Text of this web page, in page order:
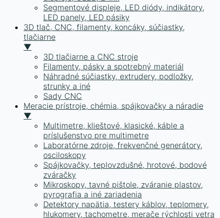
Segmentové displeje, LED diódy, indikátory,
LED panely, LED pásiky
3D tlač, CNC, filamenty, koncáky, súčiastky,
tlačiarne
▼
3D tlačiarne a CNC stroje
Filamenty, pásky a spotrebný materiál
Náhradné súčiastky, extrudery, podložky,
strunky a iné
Sady CNC
Meracie prístroje, chémia, spájkovačky a náradie
▼
Multimetre, klieštové, klasické, káble a
príslušenstvo pre multimetre
Laboratórne zdroje, frekvenčné generátory,
osciloskopy
Spájkovačky, teplovzdušné, hrotové, bodové
zváračky
Mikroskopy, tavné pištole, zváranie plastov,
pyrografia a iné zariadenia
Detektory napätia, testery káblov, teplomery,
hlukomery, tachometre, merače rýchlosti vetra